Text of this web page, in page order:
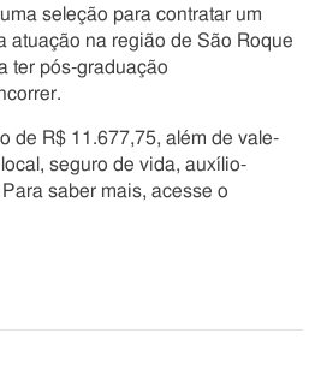
seleção para contratar um
atuação na região de São Roque
ter pós-graduação
de R$ 11.677,75, além de vale-
seguro de vida, auxílio-
saber mais, acesse o